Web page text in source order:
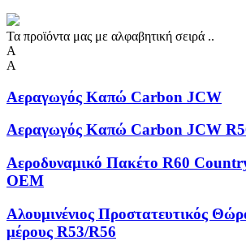
Τα προϊόντα μας με αλφαβητική σειρά ..
Α
Α
Αεραγωγός Καπώ Carbon JCW
Αεραγωγός Καπώ Carbon JCW
Αεροδυναμικό Πακέτο R60
OEM
Αλουμινένιος Προστατευτικός
μέρους R53/R56